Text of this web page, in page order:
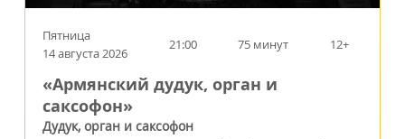
Пятница
14 августа 2026
21:00 75 минут 12+
«Армянский дудук, орган и
саксофон»
Дудук, орган и саксофон